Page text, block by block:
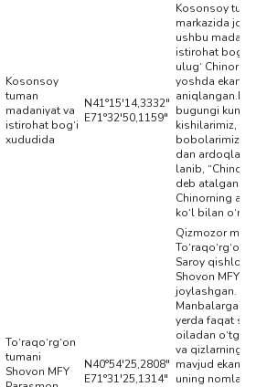
Kosonsoy
tuman
madaniyat va
istirohat bog‘i
xududida
N41°15'14,3332"
E71°32'50,1159"
Kosonsoy
markazida
ushbu
istirohat
ulug‘ Chinor
yoshda
aniqlangan.Bu
bugungi kunda
kishilarimiz,
bobolarimiz
dan
lanib, “Chinor
deb atalgan.
Chinorning
ko‘l bilan
To‘raqo‘rg‘on
tumani
Shovon MFY
N40°54'25,2808"
E71°31'25,1314"
Qizmozor
To‘raqo‘rg‘on
Saroy qishlog‘i,
Shovon MFY
joylashgan.
Manbalarga
yerda faqat shu
oiladan
va qizlarning
mavjud
uning